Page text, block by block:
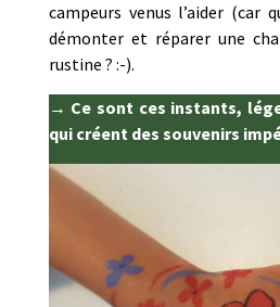
campeurs venus l’aider (car
démonter et réparer une
rustine ? :-).
→ Ce sont ces instants,
qui créent des souvenirs